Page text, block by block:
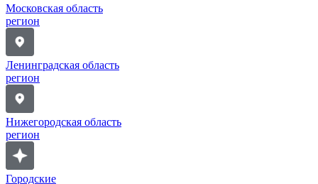
Московская область
регион
Ленинградская область
регион
Нижегородская область
регион
Городские